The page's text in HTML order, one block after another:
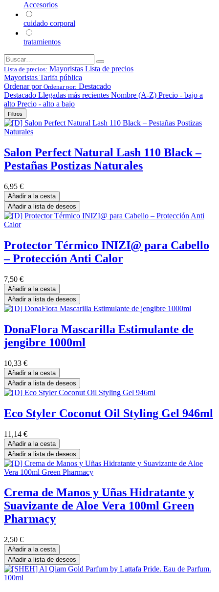
Accesorios
cuidado corporal
tratamientos
Lista de precios: Mayoristas Lista de precios
Mayoristas Tarifa pública
Ordenar por Ordenar por: Destacado
Destacado Llegadas más recientes Nombre (A-Z) Precio - bajo a
alto Precio - alto a bajo
Filtros
Salon Perfect Natural Lash 110 Black –
Pestañas Postizas Naturales
6,95 €
Añadir a la cesta
Añadir a lista de deseos
Protector Térmico INIZI@ para Cabello
– Protección Anti Calor
7,50 €
Añadir a la cesta
Añadir a lista de deseos
DonaFlora Mascarilla Estimulante de
jengibre 1000ml
10,33 €
Añadir a la cesta
Añadir a lista de deseos
Eco Styler Coconut Oil Styling Gel 946ml
11,14 €
Añadir a la cesta
Añadir a lista de deseos
Crema de Manos y Uñas Hidratante y
Suavizante de Aloe Vera 100ml Green
Pharmacy
2,50 €
Añadir a la cesta
Añadir a lista de deseos